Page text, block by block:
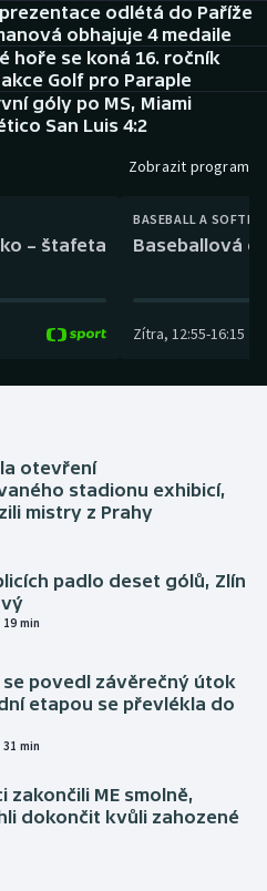
odlétá do Paříže
obhajuje 4 medaile
hoře se koná 16. ročník
Golf pro Paraple
góly po MS, Miami
San Luis 4:2
Zobrazit program
– štafeta
BASEBALL A
Baseballová
Zítra, 12:55-16:15
otevření
stadionu exhibicí,
mistry z Prahy
padlo deset gólů, Zlín
min
povedl závěrečný útok
etapou se převlékla do
min
zakončili ME smolně,
dokončit kvůli zahozené